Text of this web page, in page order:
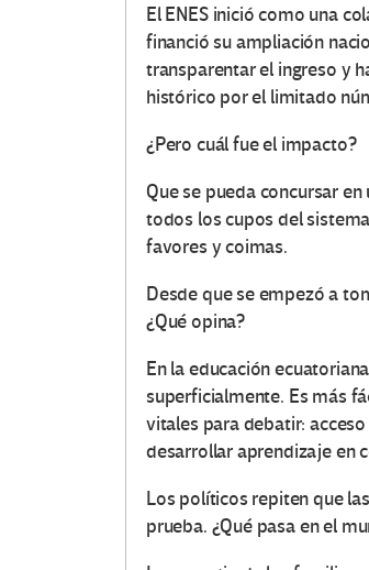
El ENES inició como una
financió su ampliación
transparentar el ingreso y
histórico por el limitado
¿Pero cuál fue el impacto?
​Que se pueda concursar
todos los cupos del
favores y coimas.
Desde que se empezó a
¿Qué opina?​
En la educación
superficialmente. Es más
vitales para debatir:
desarrollar aprendizaje en
Los políticos repiten que
prueba. ¿Qué pasa en el